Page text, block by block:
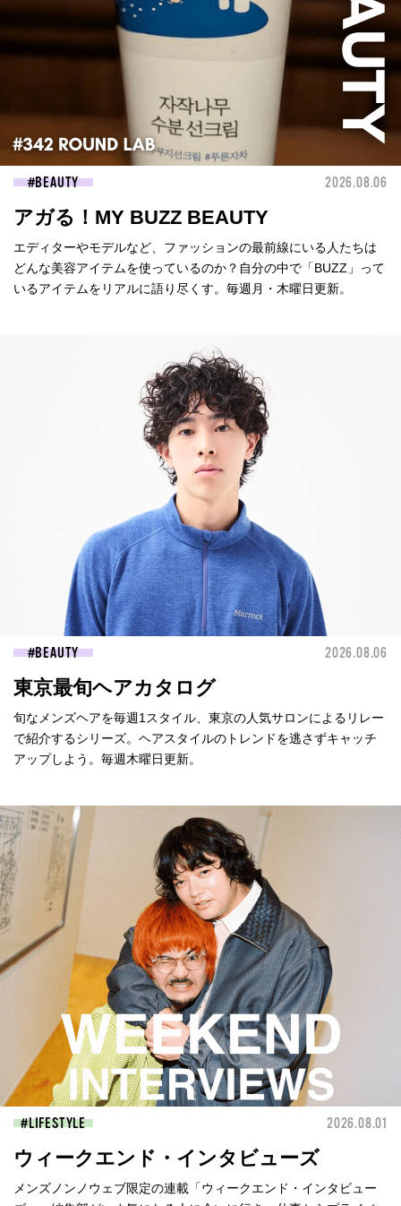
BEAUTY 2026.08.06
アガる！MY BUZZ BEAUTY
エディターやモデルなど、ファッションの最前線にいる人たちは
どんな美容アイテムを使っているのか？自分の中で「BUZZ」って
いるアイテムをリアルに語り尽くす。毎週月・木曜日更新。
BEAUTY 2026.08.06
東京最旬ヘアカタログ
旬なメンズヘアを毎週1スタイル、東京の人気サロンによるリレー
で紹介するシリーズ。ヘアスタイルのトレンドを逃さずキャッチ
アップしよう。毎週木曜日更新。
LIFESTYLE 2026.08.01
ウィークエンド・インタビューズ
メンズノンノウェブ限定の連載「ウィークエンド・インタビュー